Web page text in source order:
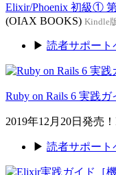
Elixir/Phoenix 初級①
(OIAX BOOKS) Kindle
▶ 読者サポート
Ruby on Rails 6 実践ガ
2019年12月20日発売
▶ 読者サポート